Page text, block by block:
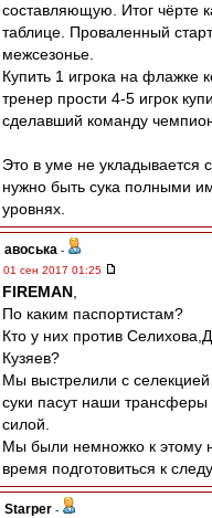
составляющую. Итог чёрте
таблице. Проваленный
межсезонье.
Купить 1 игрока на флажке
тренер прости 4-5 игрок
сделавший команду
Это в уме не укладывается
нужно быть сука полными
уровнях.
авоська -
01 сен 2017 01:25
FIREMAN
По каким паспортистам?
Кто у них против
Кузяев?
Мы выстрелили с селекцией
суки пасут наши трансферы
силой.
Мы были немножко к этому
время подготовиться к
Starper -